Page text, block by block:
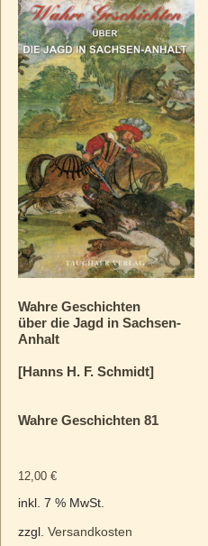
Wahre Geschichten
über die Jagd in Sachsen-
Anhalt
[Hanns H. F. Schmidt]
Wahre Geschichten 81
12,00 €
inkl. 7 % MwSt.
zzgl. Versandkosten